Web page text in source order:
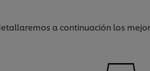
a continuación los